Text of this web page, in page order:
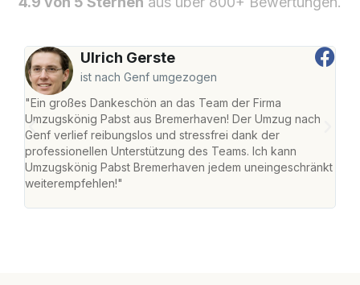
Ulrich Gerste
ist nach Genf umgezogen
"Ein großes Dankeschön an das Team der Firma
Umzugskönig Pabst aus Bremerhaven! Der Umzug nach
Genf verlief reibungslos und stressfrei dank der
professionellen Unterstützung des Teams. Ich kann
Umzugskönig Pabst Bremerhaven jedem uneingeschränkt
weiterempfehlen!"